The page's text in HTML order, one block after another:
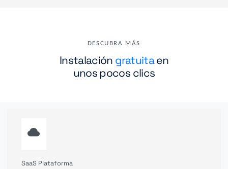
DESCUBRA MÁS
Instalación gratuitaen
unos pocos clics
SaaS Plataforma